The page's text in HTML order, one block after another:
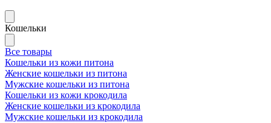
Кошельки
Все товары
Кошельки из кожи питона
Женские кошельки из питона
Мужские кошельки из питона
Кошельки из кожи крокодила
Женские кошельки из крокодила
Мужские кошельки из крокодила